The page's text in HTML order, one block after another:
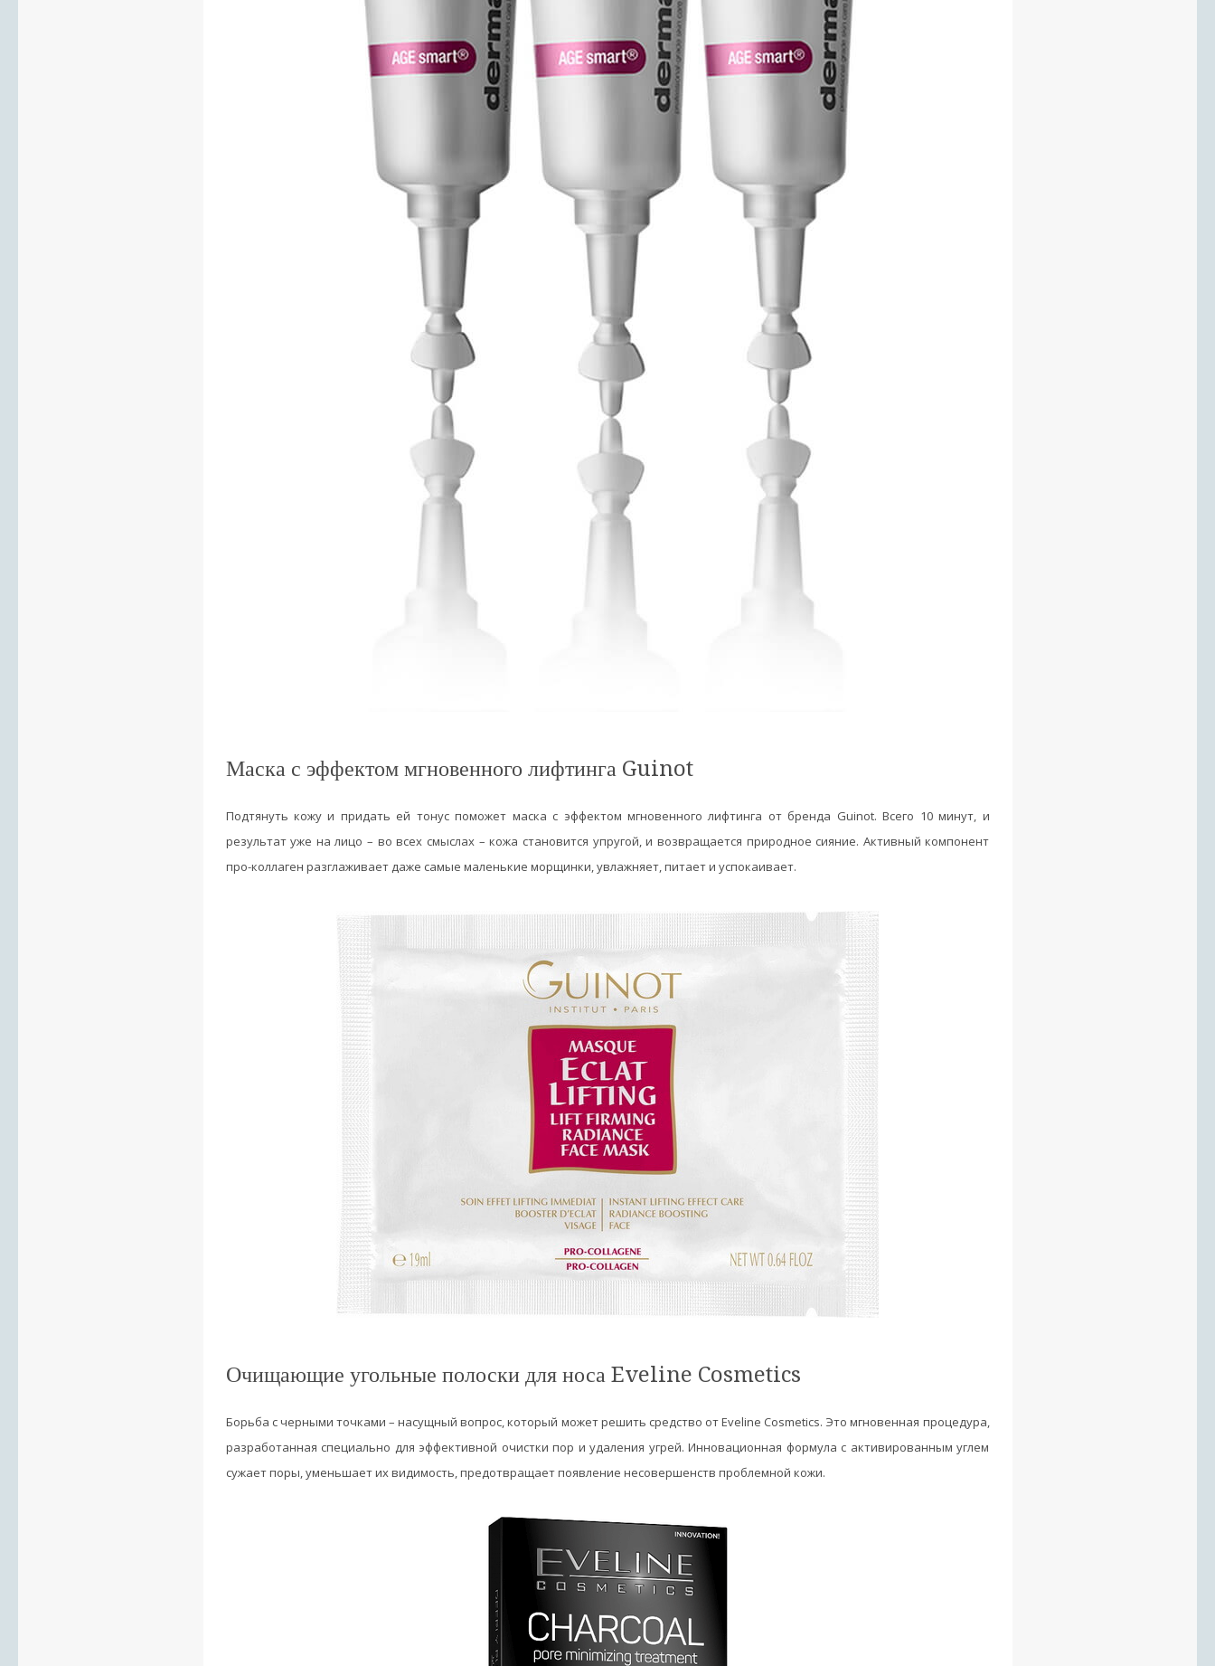
Маска с эффектом мгновенного лифтинга Guinot
Подтянуть кожу и придать ей тонус поможет маска с эффектом мгновенного лифтинга от бренда Guinot. Всего 10 минут, и
результат уже на лицо – во всех смыслах – кожа становится упругой, и возвращается природное сияние. Активный компонент
про-коллаген разглаживает даже самые маленькие морщинки, увлажняет, питает и успокаивает.
Очищающие угольные полоски для носа Eveline Cosmetics
Борьба с черными точками – насущный вопрос, который может решить средство от Eveline Cosmetics. Это мгновенная процедура,
разработанная специально для эффективной очистки пор и удаления угрей. Инновационная формула с активированным углем
сужает поры, уменьшает их видимость, предотвращает появление несовершенств проблемной кожи.